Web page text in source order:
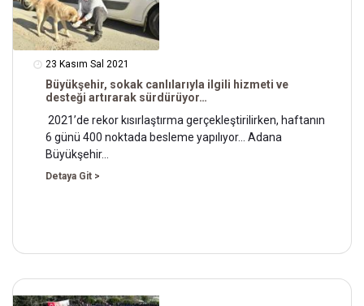
23 Kasım Sal 2021
Büyükşehir, sokak canlılarıyla ilgili hizmeti ve
desteği artırarak sürdürüyor…
2021’de rekor kısırlaştırma gerçekleştirilirken, haftanın
6 günü 400 noktada besleme yapılıyor… Adana
Büyükşehir…
Detaya Git >